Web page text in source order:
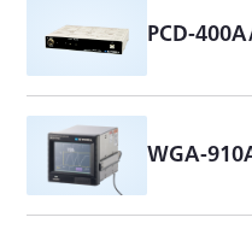
PCD-
WGA-